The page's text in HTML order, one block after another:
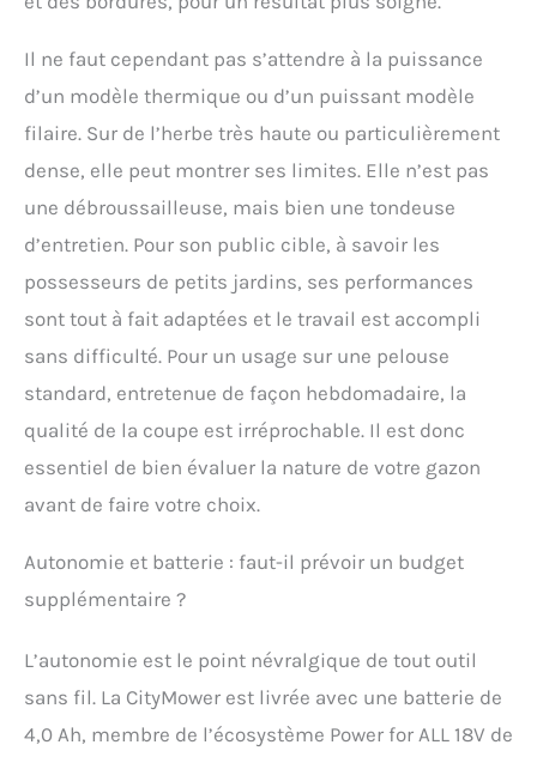
Il ne faut cependant pas s’attendre à la puissance
d’un modèle thermique ou d’un puissant modèle
filaire. Sur de l’herbe très haute ou particulièrement
dense, elle peut montrer ses limites. Elle n’est pas
une débroussailleuse, mais bien une tondeuse
d’entretien. Pour son public cible, à savoir les
possesseurs de petits jardins, ses performances
sont tout à fait adaptées et le travail est accompli
sans difficulté. Pour un usage sur une pelouse
standard, entretenue de façon hebdomadaire, la
qualité de la coupe est irréprochable. Il est donc
essentiel de bien évaluer la nature de votre gazon
avant de faire votre choix.
Autonomie et batterie : faut-il prévoir un budget
supplémentaire ?
L’autonomie est le point névralgique de tout outil
sans fil. La CityMower est livrée avec une batterie de
4,0 Ah, membre de l’écosystème Power for ALL 18V de